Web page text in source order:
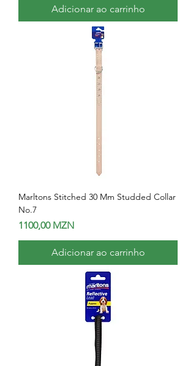
Adicionar ao carrinho
Marltons Stitched 30 Mm Studded Collar
No.7
Preço
1100,00 MZN
Adicionar ao carrinho